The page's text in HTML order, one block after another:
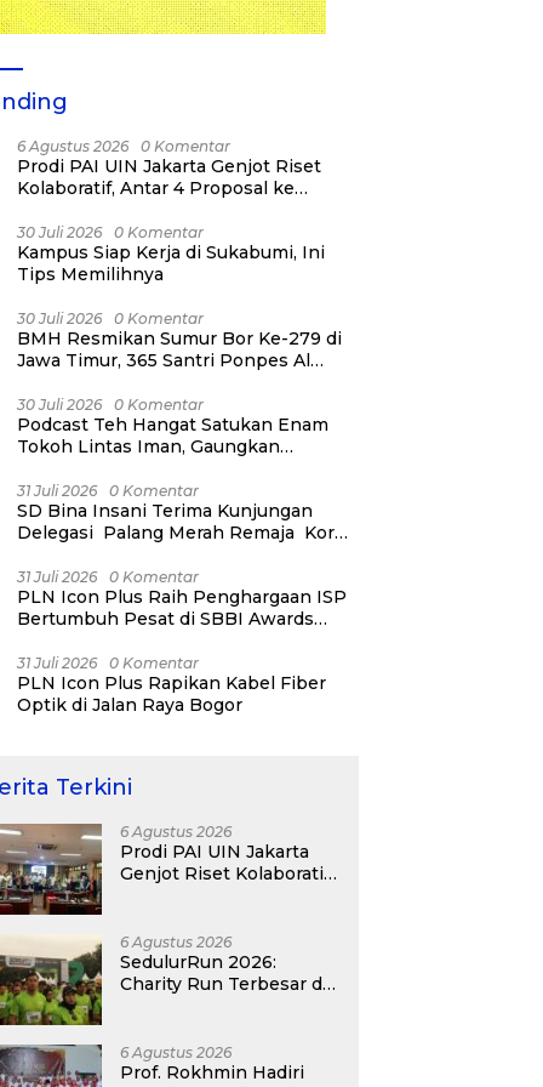
6 Agustus 2026 0 Komentar
Prodi PAI UIN Jakarta Genjot Riset
Kolaboratif, Antar 4 Proposal ke
30 Juli 2026 0 Komentar
Kampus Siap Kerja di Sukabumi, Ini
Tips Memilihnya
30 Juli 2026 0 Komentar
BMH Resmikan Sumur Bor Ke-279 di
Jawa Timur, 365 Santri Ponpes Al
30 Juli 2026 0 Komentar
Podcast Teh Hangat Satukan Enam
Tokoh Lintas Iman, Gaungkan
31 Juli 2026 0 Komentar
SD Bina Insani Terima Kunjungan
Delegasi Palang Merah Remaja Korea
31 Juli 2026 0 Komentar
PLN Icon Plus Raih Penghargaan ISP
Bertumbuh Pesat di SBBI Awards
31 Juli 2026 0 Komentar
PLN Icon Plus Rapikan Kabel Fiber
Optik di Jalan Raya Bogor
Terkini
6 Agustus 2026
Prodi PAI UIN Jakarta
Genjot Riset Kolaboratif,
6 Agustus 2026
SedulurRun 2026:
Charity Run Terbesar di
3.000 Peserta untuk
Dukung Pendidikan
6 Agustus 2026
Prof. Rokhmin Hadiri